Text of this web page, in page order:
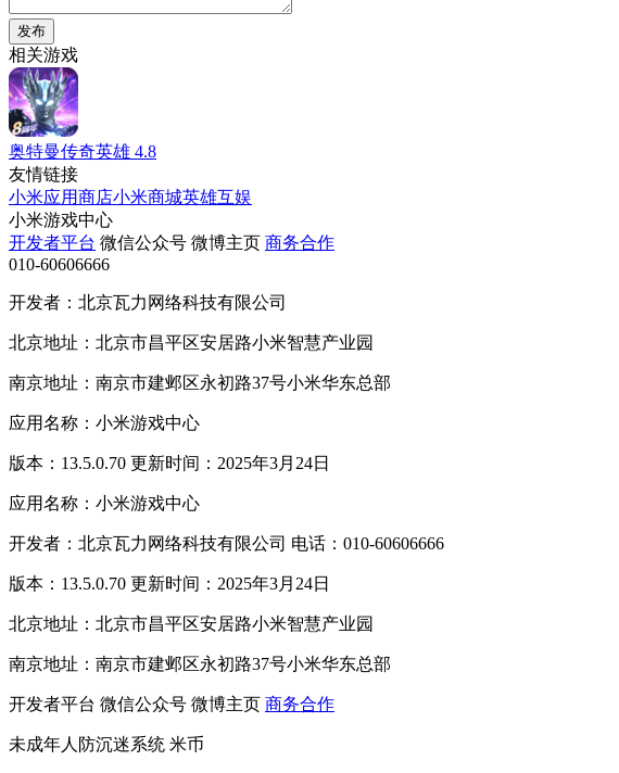
发布
相关游戏
奥特曼传奇英雄 4.8
友情链接
小米应用商店小米商城英雄互娱
小米游戏中心
开发者平台 微信公众号 微博主页 商务合作
010-60606666
开发者：北京瓦力网络科技有限公司
北京地址：北京市昌平区安居路小米智慧产业园
南京地址：南京市建邺区永初路37号小米华东总部
应用名称：小米游戏中心
版本：13.5.0.70 更新时间：2025年3月24日
应用名称：小米游戏中心
开发者：北京瓦力网络科技有限公司 电话：010-60606666
版本：13.5.0.70 更新时间：2025年3月24日
北京地址：北京市昌平区安居路小米智慧产业园
南京地址：南京市建邺区永初路37号小米华东总部
开发者平台 微信公众号 微博主页 商务合作
未成年人防沉迷系统 米币